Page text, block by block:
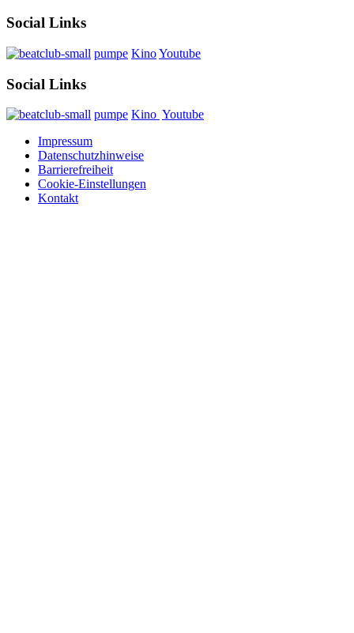
Social Links
pumpe KinoYoutube
Social Links
pumpe Kino Youtube
Impressum
Datenschutzhinweise
Barrierefreiheit
Cookie-Einstellungen
Kontakt